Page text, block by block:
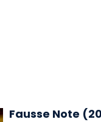
Fausse Note